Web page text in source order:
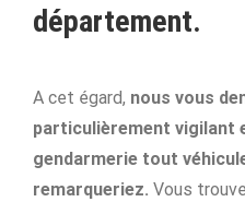
département.
A cet égard, nous vous
particulièrement vigilant
gendarmerie tout
remarqueriez. Vous